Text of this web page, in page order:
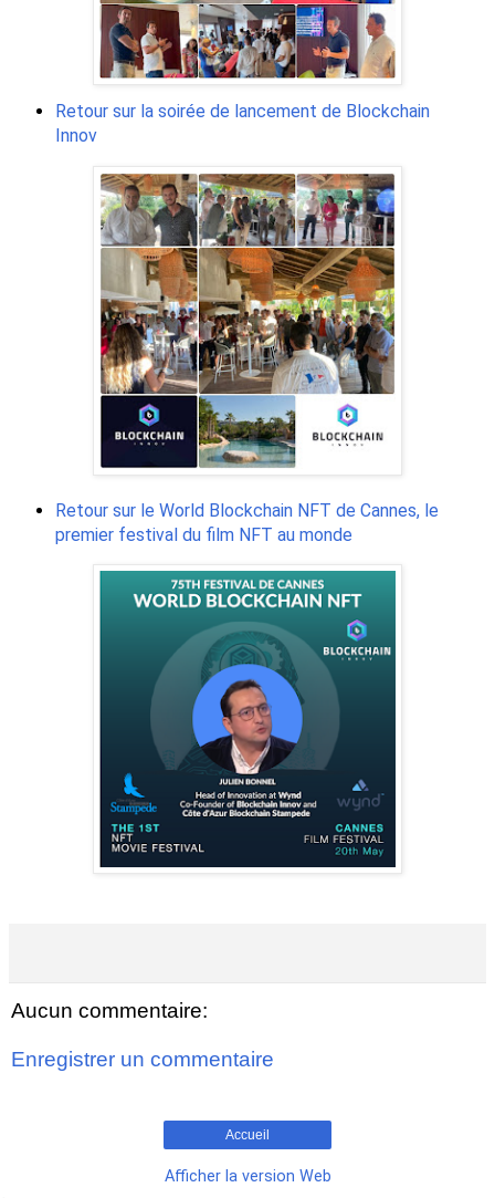
Retour sur la soirée de lancement de Blockchain
Innov
Retour sur le World Blockchain NFT de Cannes, le
premier festival du film NFT au monde
Aucun commentaire:
Enregistrer un commentaire
Accueil
Afficher la version Web